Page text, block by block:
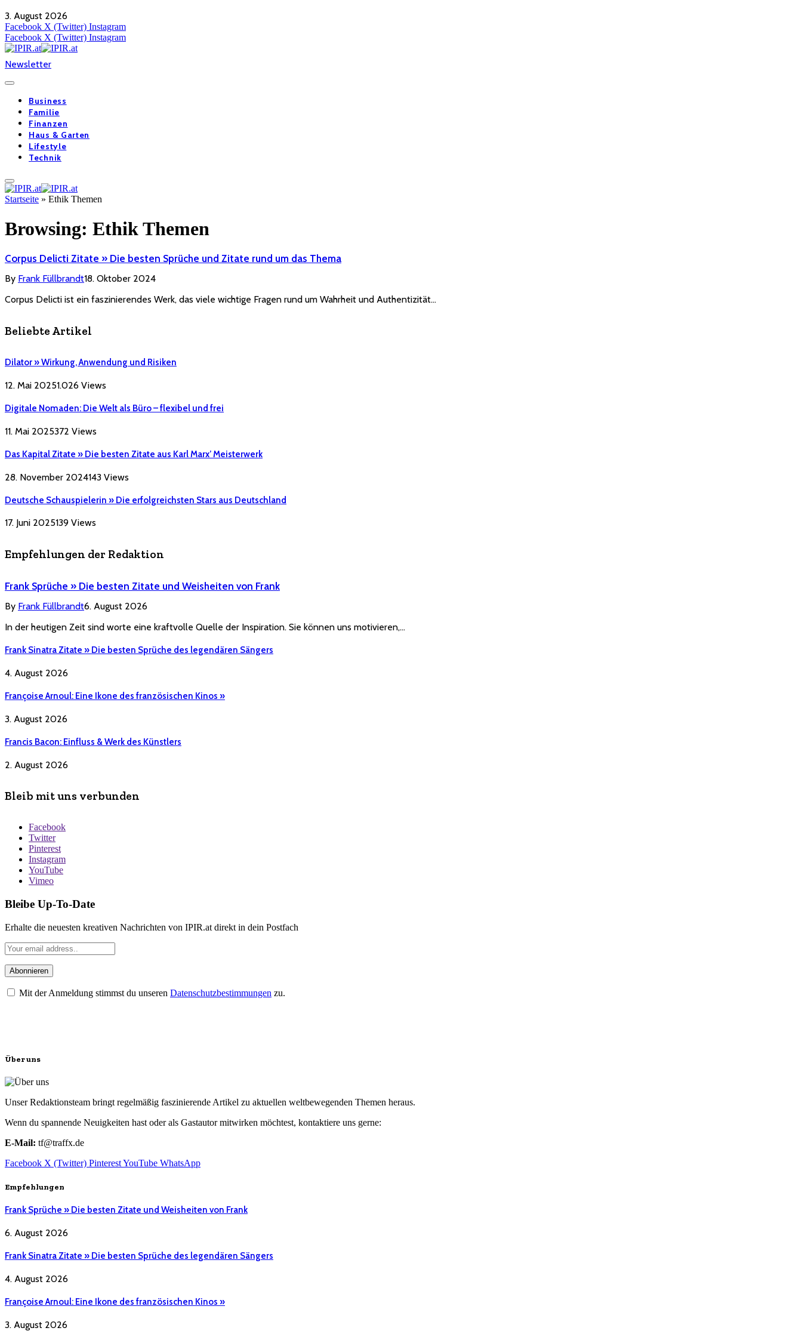
3. August 2026
Facebook X (Twitter) Instagram
Facebook X (Twitter) Instagram
Newsletter
Business
Familie
Finanzen
Haus & Garten
Lifestyle
Technik
Startseite » Ethik Themen
Browsing: Ethik Themen
Corpus Delicti Zitate » Die besten Sprüche und Zitate rund um das Thema
By Frank Füllbrandt18. Oktober 2024
Corpus Delicti ist ein faszinierendes Werk, das viele wichtige Fragen rund um Wahrheit und Authentizität…
Beliebte Artikel
Dilator » Wirkung, Anwendung und Risiken
12. Mai 20251.026 Views
Digitale Nomaden: Die Welt als Büro – flexibel und frei
11. Mai 2025372 Views
Das Kapital Zitate » Die besten Zitate aus Karl Marx’ Meisterwerk
28. November 2024143 Views
Deutsche Schauspielerin » Die erfolgreichsten Stars aus Deutschland
17. Juni 2025139 Views
Empfehlungen der Redaktion
Frank Sprüche » Die besten Zitate und Weisheiten von Frank
By Frank Füllbrandt6. August 2026
In der heutigen Zeit sind worte eine kraftvolle Quelle der Inspiration. Sie können uns motivieren,…
Frank Sinatra Zitate » Die besten Sprüche des legendären Sängers
4. August 2026
Françoise Arnoul: Eine Ikone des französischen Kinos »
3. August 2026
Francis Bacon: Einfluss & Werk des Künstlers
2. August 2026
Bleib mit uns verbunden
Facebook
Twitter
Pinterest
Instagram
YouTube
Vimeo
Bleibe Up-To-Date
Erhalte die neuesten kreativen Nachrichten von IPIR.at direkt in dein Postfach
Mit der Anmeldung stimmst du unseren Datenschutzbestimmungen zu.
Über uns
Unser Redaktionsteam bringt regelmäßig faszinierende Artikel zu aktuellen weltbewegenden Themen heraus.
Wenn du spannende Neuigkeiten hast oder als Gastautor mitwirken möchtest, kontaktiere uns gerne:
E-Mail: tf@traffx.de
Facebook X (Twitter) PinterestYouTube WhatsApp
Empfehlungen
Frank Sprüche » Die besten Zitate und Weisheiten von Frank
6. August 2026
Frank Sinatra Zitate » Die besten Sprüche des legendären Sängers
4. August 2026
Françoise Arnoul: Eine Ikone des französischen Kinos »
3. August 2026